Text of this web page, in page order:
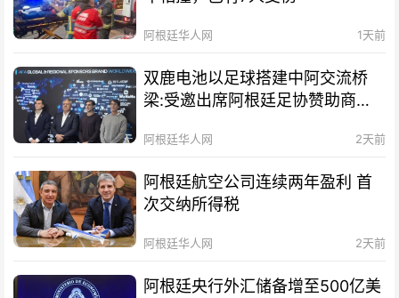
阿根廷华人网 1天前
双鹿电池以足球搭建中阿交流桥
梁:受邀出席阿根廷足协赞助商招
阿根廷华人网 2天前
阿根廷航空公司连续两年盈利 首
次交纳所得税
阿根廷华人网 2天前
阿根廷央行外汇储备增至500亿美